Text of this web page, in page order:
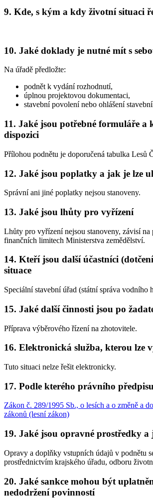
9. Kde, s kým a kdy životní situaci
10. Jaké doklady je nutné mít s
Na úřadě předložte:
podnět k vydání rozhodnutí,
úplnou projektovou dokumentaci,
stavební povolení nebo ohlášení
11. Jaké jsou potřebné formuláře a
dispozici
Přílohou podnětu je doporučená tabulka Lesů
12. Jaké jsou poplatky a jak je lze
Správní ani jiné poplatky nejsou stanoveny.
13. Jaké jsou lhůty pro vyřízení
Lhůty pro vyřízení nejsou stanoveny, závisí na
finančních limitech Ministerstva zemědělství.
14. Kteří jsou další účastníci
situace
Speciální stavební úřad (státní správa vodního
15. Jaké další činnosti jsou po
Příprava výběrového řízení na zhotovitele.
16. Elektronická služba, kterou lze
Tuto situaci nelze řešit elektronicky.
17. Podle kterého právního
Zákon č. 289/1995 Sb., o lesích a o změně a
zákonů (lesní zákon)
19. Jaké jsou opravné prostředky
Opravy a doplňky vstupních údajů v podnětu
prostřednictvím krajského úřadu, odboru
20. Jaké sankce mohou být
nedodržení povinností